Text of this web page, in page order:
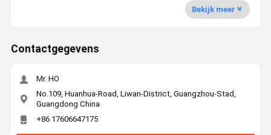
Bekijk meer
Contactgegevens
Mr. HO
No.109, Huanhua-Road, Liwan-District, Guangzhou-Stad,
Guangdong China
+86 17606647175